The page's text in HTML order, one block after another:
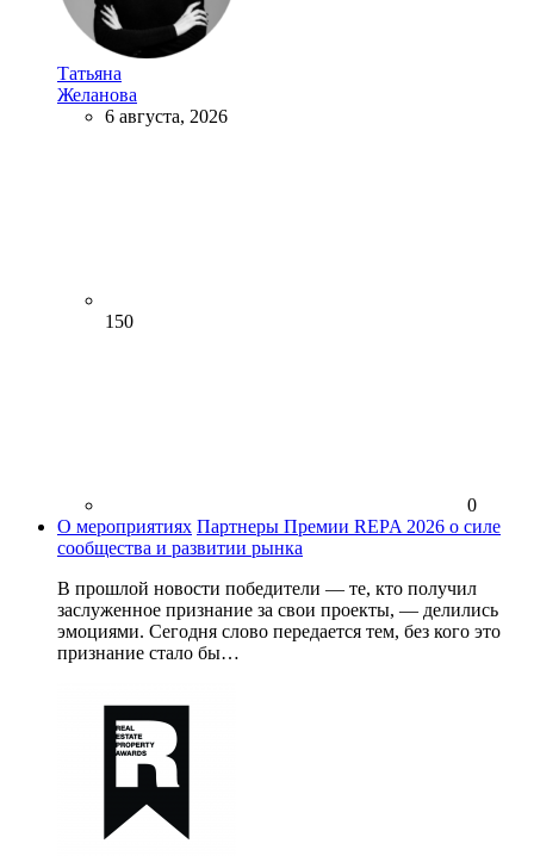
Татьяна
Желанова
6 августа, 2026
150
0
О мероприятиях Партнеры Премии REPA 2026 о силе
сообщества и развитии рынка
В прошлой новости победители — те, кто получил
заслуженное признание за свои проекты, — делились
эмоциями. Сегодня слово передается тем, без кого это
признание стало бы…